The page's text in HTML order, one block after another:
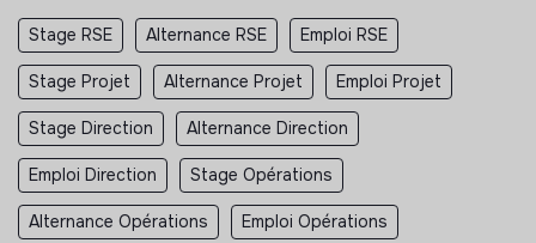
Stage RSE Alternance RSE Emploi RSE
Stage Projet Alternance Projet Emploi Projet
Stage Direction Alternance Direction
Emploi Direction Stage Opérations
Alternance Opérations Emploi Opérations